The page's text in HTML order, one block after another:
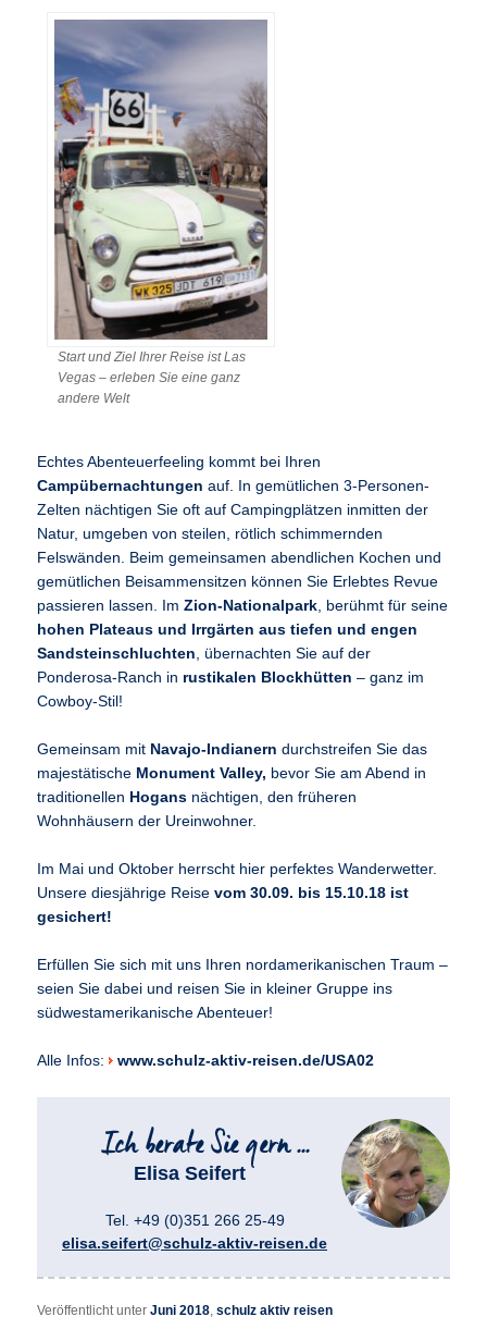
Start und Ziel Ihrer Reise ist Las
Vegas – erleben Sie eine ganz
andere Welt
Echtes Abenteuerfeeling kommt bei Ihren
Campübernachtungenauf. In gemütlichen 3-Personen-
Zelten nächtigen Sie oft auf Campingplätzen inmitten der
Natur, umgeben von steilen, rötlich schimmernden
Felswänden. Beim gemeinsamen abendlichen Kochen und
gemütlichen Beisammensitzen können Sie Erlebtes Revue
passieren lassen. ImZion-Nationalpark , berühmt für seine
hohen Plateaus und Irrgärten aus tiefen und engen
Sandsteinschluchten , übernachten Sie auf der
Ponderosa-Ranch in rustikalen Blockhütten – ganz im
Cowboy-Stil!
Gemeinsam mit Navajo-Indianerndurchstreifen Sie das
majestätische Monument Valley, bevor Sie am Abend in
traditionellen Hogans nächtigen, den früheren
Wohnhäusern der Ureinwohner.
Im Mai und Oktober herrscht hier perfektes Wanderwetter.
Unsere diesjährige Reisevom 30.09. bis 15.10.18 ist
gesichert!
Erfüllen Sie sich mit uns Ihren nordamerikanischen Traum –
seien Sie dabei und reisen Sie in kleiner Gruppe ins
südwestamerikanische Abenteuer!
Alle Infos: www.schulz-aktiv-reisen.de/USA02
Elisa Seifert
Tel. +49 (0)351 266 25-49
elisa.seifert@schulz-aktiv-reisen.de
Veröffentlicht unter Juni 2018,schulz aktiv reisen